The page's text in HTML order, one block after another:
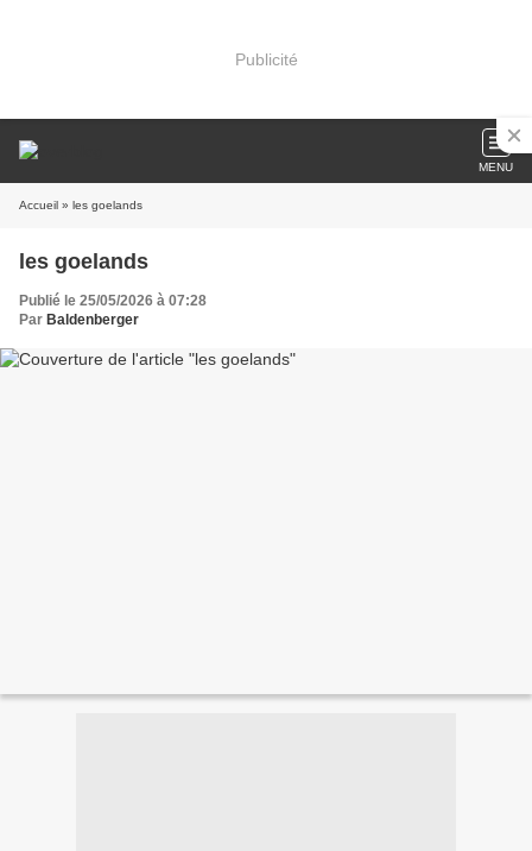
Publicité
MENU
Accueil » les goelands
les goelands
Publié le 25/05/2026 à 07:28
Par Baldenberger